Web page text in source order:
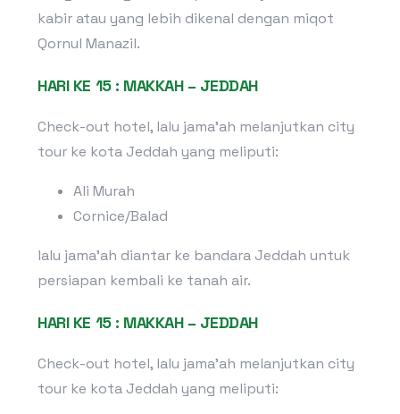
kabir atau yang lebih dikenal dengan miqot
Qornul Manazil.
HARI KE 15 : MAKKAH – JEDDAH
Check-out hotel, lalu jama’ah melanjutkan city
tour ke kota Jeddah yang meliputi:
Ali Murah
Cornice/Balad
lalu jama’ah diantar ke bandara Jeddah untuk
persiapan kembali ke tanah air.
HARI KE 15 : MAKKAH – JEDDAH
Check-out hotel, lalu jama’ah melanjutkan city
tour ke kota Jeddah yang meliputi: